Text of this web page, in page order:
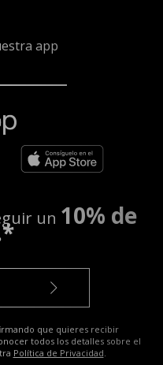
app
un 10% de
que quieres recibir
todos los detalles sobre el
Política de Privacidad.